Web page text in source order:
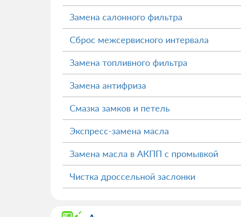
Замена салонного фильтра
Сброс межсервисного интервала
Замена топливного фильтра
Замена антифриза
Смазка замков и петель
Экспресс-замена масла
Замена масла в АКПП с промывкой
Чистка дроссельной заслонки